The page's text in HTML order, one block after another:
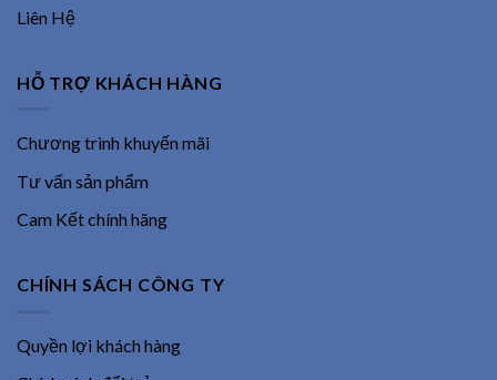
Liên Hệ
HỖ TRỢ KHÁCH HÀNG
Chương trình khuyến mãi
Tư vấn sản phẩm
Cam Kết chính hãng
CHÍNH SÁCH CÔNG TY
Quyền lợi khách hàng